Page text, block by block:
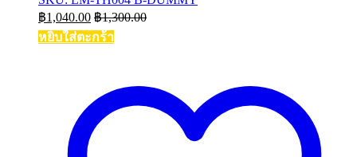
฿1,040.00 ฿1,300.00
หยิบใส่ตะกร้า